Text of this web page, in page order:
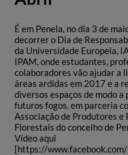
É em Penela, no dia 3 de
decorrer o Dia de
da Universidade Europeia,
IPAM, onde estudantes,
colaboradores vão ajudar a
áreas ardidas em 2017 e a
diversos espaços de modo a
futuros fogos, em parceria
Associação de Produtores
Florestais do concelho de
Vídeo aqui
[https://